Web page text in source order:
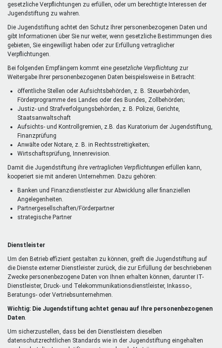
gesetzliche Verpflichtungen zu erfüllen, oder um berechtigte Interessen der
Jugendstiftung zu wahren.
Die Jugendstiftung achtet den Schutz Ihrer personenbezogenen Daten und
gibt Informationen über Sie nur weiter, wenn gesetzliche Bestimmungen dies
gebieten, Sie eingewilligt haben oder zur Erfüllung vertraglicher
Verpflichtungen.
Bei folgenden Empfängern kommt eine gesetzliche Verpflichtung zur
Weitergabe Ihrer personenbezogenen Daten beispielsweise in Betracht:
öffentliche Stellen oder Aufsichtsbehörden, z. B. Steuerbehörden,
Förderprogramme des Landes oder des Bundes, Zollbehörden;
Justiz- und Strafverfolgungsbehörden, z. B. Polizei, Gerichte,
Staatsanwaltschaft
Aufsichts- und Kontrollgremien, z.B. das Kuratorium der Jugendstiftung,
Finanzprüfung
Anwälte oder Notare, z. B. in Rechtsstreitigkeiten;
Wirtschaftsprüfung, Innenrevision.
Damit die Jugendstiftung ihre vertraglichen Verpflichtungen erfüllen kann,
kooperiert sie mit anderen Unternehmen. Dazu gehören:
Banken und Finanzdienstleister zur Abwicklung aller finanziellen
Angelegenheiten.
Partnergesellschaften/Förderpartner
strategische Partner
Dienstleister
Um den Betrieb effizient gestalten zu können, greift die Jugendstiftung auf
die Dienste externer Dienstleister zurück, die zur Erfüllung der beschriebenen
Zwecke personenbezogene Daten von Ihnen erhalten können, darunter IT-
Dienstleister, Druck- und Telekommunikationsdienstleister, Inkasso-,
Beratungs- oder Vertriebsunternehmen.
Wichtig: Die Jugendstiftung achtet genau auf Ihre personenbezogenen
Daten
Um sicherzustellen, dass bei den Dienstleistern dieselben
datenschutzrechtlichen Standards wie in der Jugendstiftung eingehalten